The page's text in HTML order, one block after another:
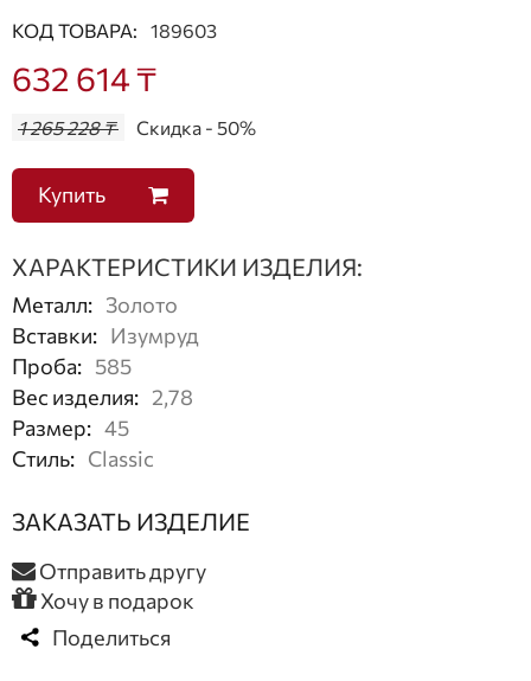
КОД ТОВАРА: 189603
632 614 ₸
1 265 228 ₸ Скидка - 50%
Купить
ХАРАКТЕРИСТИКИ ИЗДЕЛИЯ:
Металл: Золото
Вставки: Изумруд
Проба: 585
Вес изделия: 2,78
Размер: 45
Стиль: Classic
ЗАКАЗАТЬ ИЗДЕЛИЕ
Отправить другу
Хочу в подарок
Поделиться